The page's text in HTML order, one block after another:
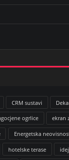
CRM sustavi
ogrlice ekran
Energetska
hotelske terase